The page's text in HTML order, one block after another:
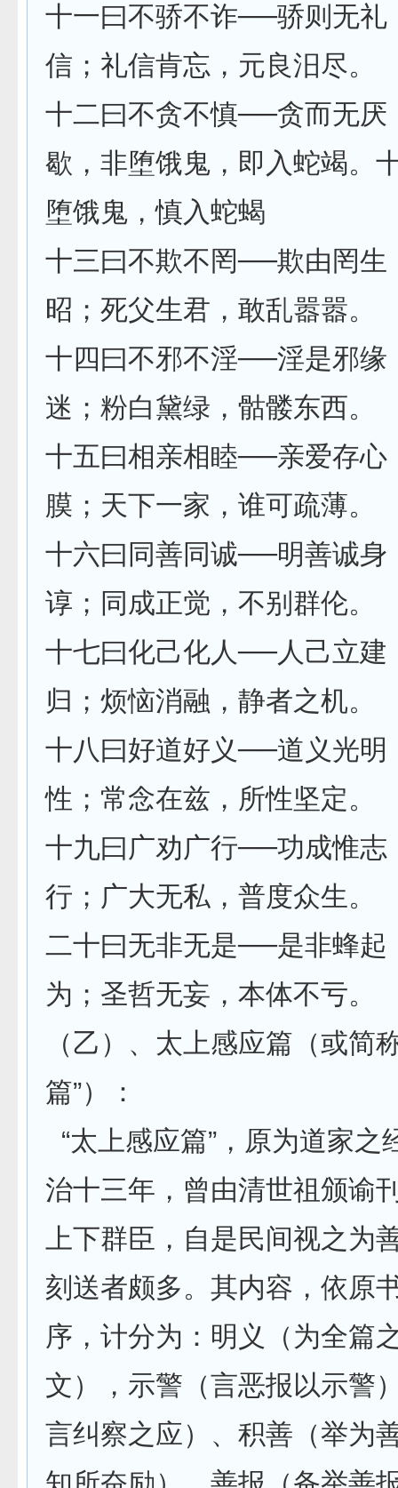
十一曰不骄不诈──骄则无礼
信；礼信肯忘，元良汨尽。
十二曰不贪不慎──贪而无厌
歇，非堕饿鬼，即入蛇竭。
堕饿鬼，慎入蛇蝎
十三曰不欺不罔──欺由罔生
昭；死父生君，敢乱嚣嚣。
十四曰不邪不淫──淫是邪缘
迷；粉白黛绿，骷髅东西。
十五曰相亲相睦──亲爱存心
膜；天下一家，谁可疏薄。
十六曰同善同诚──明善诚身
谆；同成正觉，不别群伦。
十七曰化己化人──人己立建
归；烦恼消融，静者之机。
十八曰好道好义──道义光明
性；常念在兹，所性坚定。
十九曰广劝广行──功成惟志
行；广大无私，普度众生。
二十曰无非无是──是非蜂起
为；圣哲无妄，本体不亏。
（乙）、太上感应篇（或简
篇”）：
“太上感应篇”，原为道家之
治十三年，曾由清世祖颁谕
上下群臣，自是民间视之为
刻送者颇多。其内容，依原
序，计分为：明义（为全篇
文），示警（言恶报以示警
言纠察之应）、积善（举为